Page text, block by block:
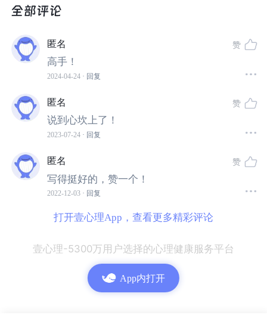
的，应该积极的去沟通，面子，在婚姻里是最不值钱的，
4.对现实情况的无奈
的，都会影响我们。我们的生存压力，我们面对的现实情
况，太多的事都是我们无法面对和承担的。
无奈，导致人的情绪持续低落；情绪的低落，导致无法正
常维系家庭和谐；如果对方不能够理解和包容，进而导致
情绪的恶化，由此恶性循环。在这种情绪低落的环境中，
人若不懂发泄和控制，且他
她个人意识中是拒绝家庭暴力
不选择的结果。
5.个人心理的异常
抑郁症、情感两相障碍、失眠、焦虑症、恐惧症等
匿名
高手！
2024-04-24 · 回复
赞
匿名
说到心坎上了！
2023-07-24 · 回复
赞
匿名
写得挺好的，赞一个！
2022-12-03 · 回复
赞
打开壹心理App，查看更多精彩评论
壹心理-5300万用户选择的心理健康服务平台
App内打开